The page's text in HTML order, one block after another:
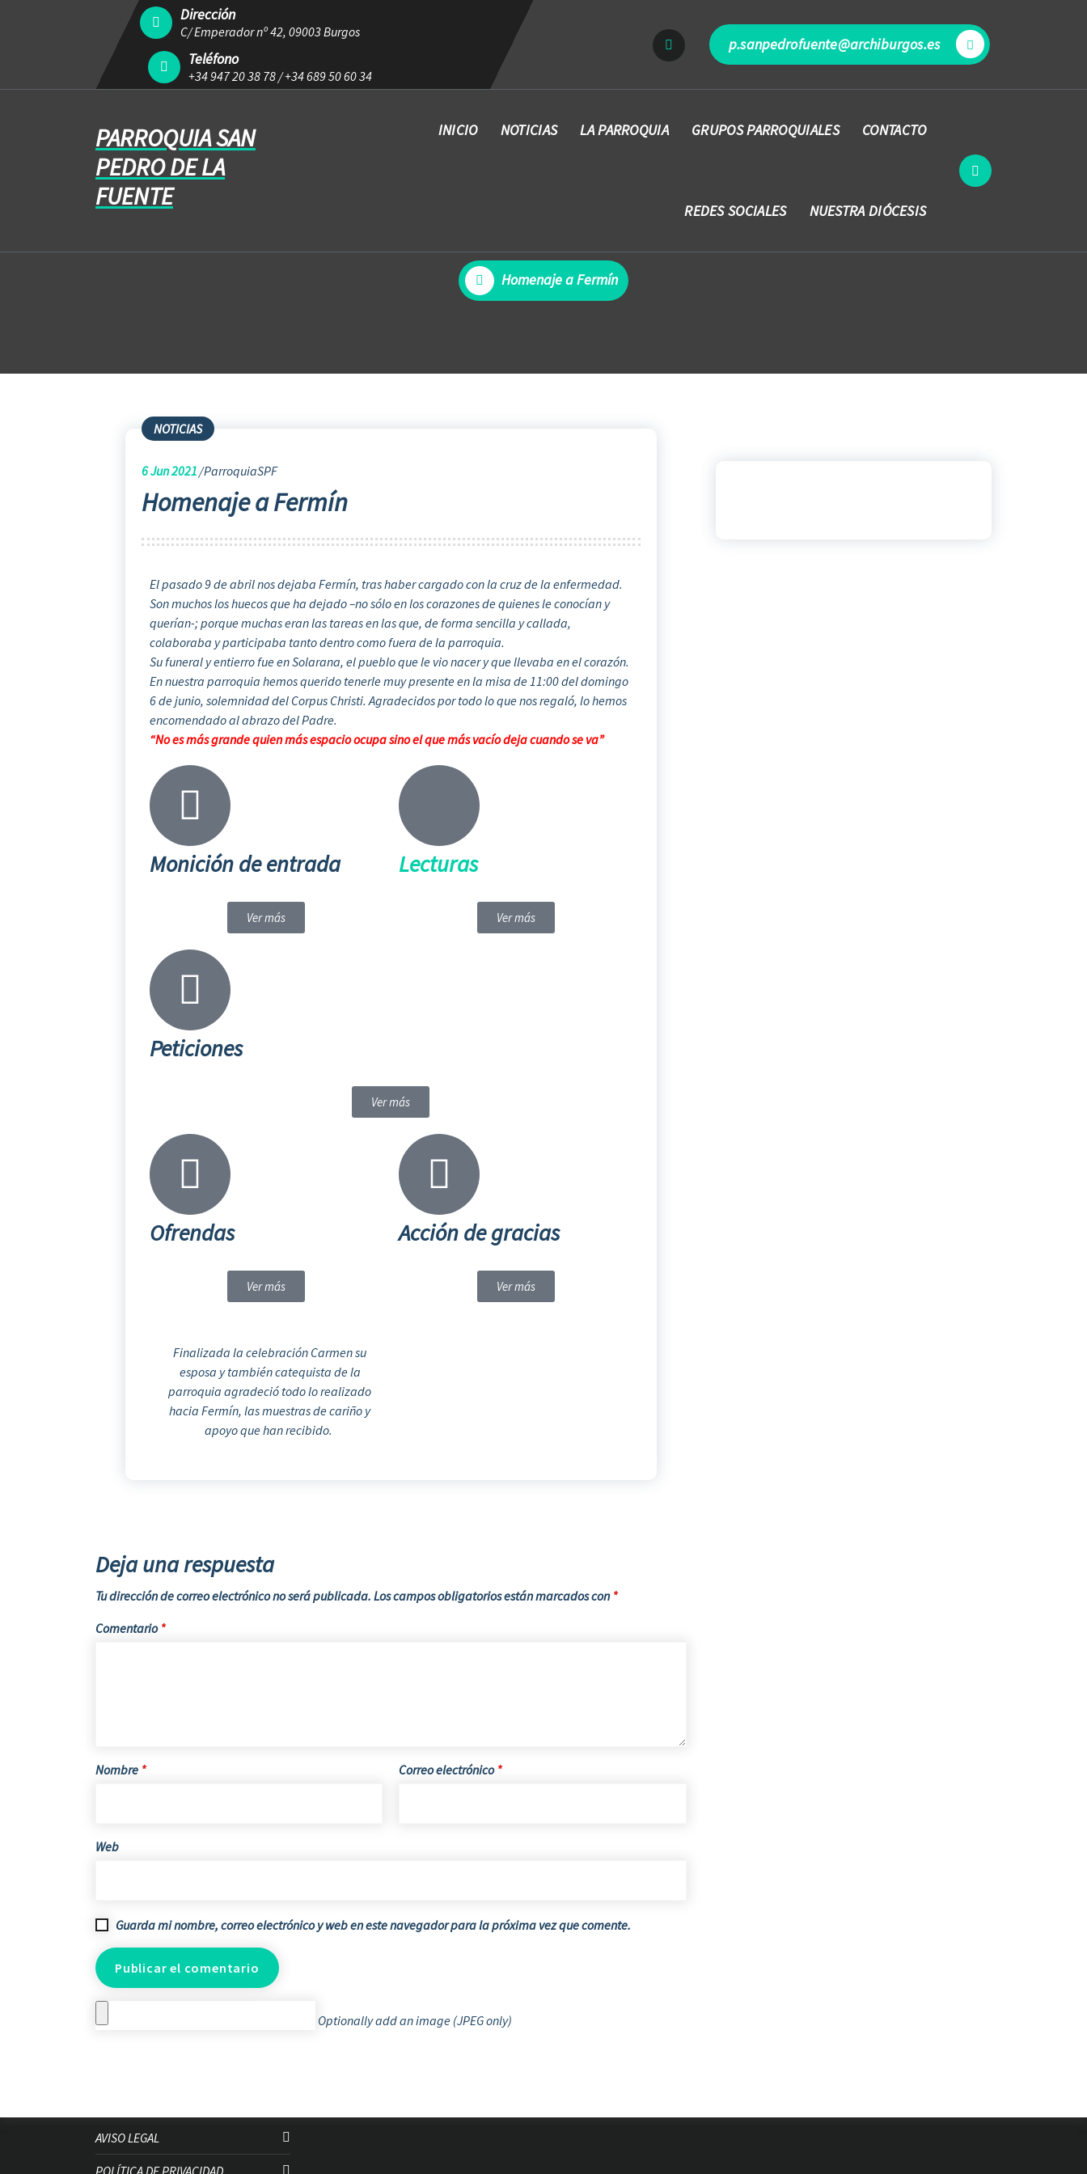
Dirección
C/ Emperador nº 42, 09003 Burgos
Teléfono
+34 947 20 38 78/+34 689 50 60 34
p.sanpedrofuente@archiburgos.es
PARROQUIA SAN
PEDRO DE LA
FUENTE
INICIO NOTICIAS LA PARROQUIA GRUPOS PARROQUIALES CONTACTO
REDES SOCIALES NUESTRA DIÓCESIS
Homenaje a Fermín
NOTICIAS
6Jun 2021 ParroquiaSPF
Homenaje a Fermín
El pasado 9 de abril nos dejaba Fermín, tras haber cargado con la cruz de la enfermedad.
Son muchos los huecos que ha dejado –no sólo en los corazones de quienes le conocían y
querían-; porque muchas eran las tareas en las que, de forma sencilla y callada,
colaboraba y participaba tanto dentro como fuera de la parroquia.
Su funeral y entierro fue en Solarana, el pueblo que le vio nacer y que llevaba en el corazón.
En nuestra parroquia hemos querido tenerle muy presente en la misa de 11:00 del domingo
6 de junio, solemnidad del Corpus Christi. Agradecidos por todo lo que nos regaló, lo hemos
encomendado al abrazo del Padre.
“No es más grande quien más espacio ocupa sino el que más vacío deja cuando se va”
Monición de entrada
Ver más
Lecturas
Ver más
Peticiones
Ver más
Ofrendas
Ver más
Acción de gracias
Ver más
Finalizada la celebración Carmen su
esposa y también catequista de la
parroquia agradeció todo lo realizado
hacia Fermín, las muestras de cariño y
apoyo que han recibido.
Deja una respuesta
Tu dirección de correo electrónico no será publicada. Los campos obligatorios están marcados con *
Comentario *
Nombre * Correo electrónico *
Web
Guarda mi nombre, correo electrónico y web en este navegador para la próxima vez que comente.
Optionally add an image (JPEG only)
AVISO LEGAL
POLÍTICA DE PRIVACIDAD